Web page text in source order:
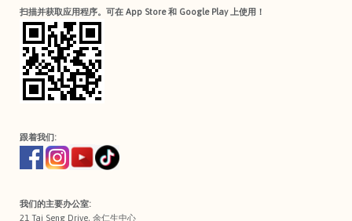
扫描并获取应用程序。可在 App Store 和 Google Play 上使用！
跟着我们:
我们的主要办公室:
21 Tai Seng Drive, 余仁生中心